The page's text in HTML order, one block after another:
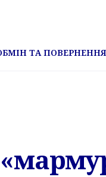
ТА ПОВЕРНЕННЯ